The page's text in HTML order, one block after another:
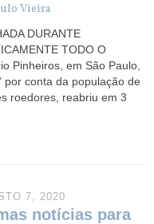
Vieira
DURANTE
TODO O
Pinheiros, em São Paulo,
por conta da população de
roedores, reabriu em 3
7, 2020
notícias para